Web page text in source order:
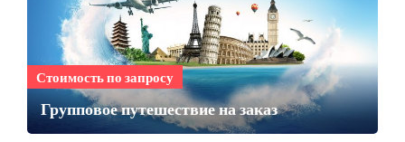
Стоимость по запросу
Групповое путешествие на заказ